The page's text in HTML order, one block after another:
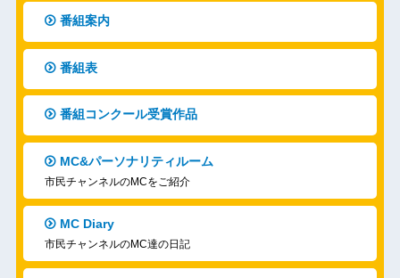
番組案内
番組表
番組コンクール受賞作品
MC&パーソナリティルーム
市民チャンネルのMCをご紹介
MC Diary
市民チャンネルのMC達の日記